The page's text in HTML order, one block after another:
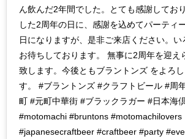
ん飲んだ2年間でした。とても感謝してお
した2周年の日に、感謝を込めてパーティ
日になりますが、是非ご来店ください。い
お待ちしております。 無事に2周年を迎え
致します。今後ともブラントンズ をよろ
す。 #ブラントンズ #クラフトビール #周
町 #元町中華街 #ブラックラガー #日本海
#motomachi #bruntons #motomachilovers
#japanesecraftbeer #craftbeer #party